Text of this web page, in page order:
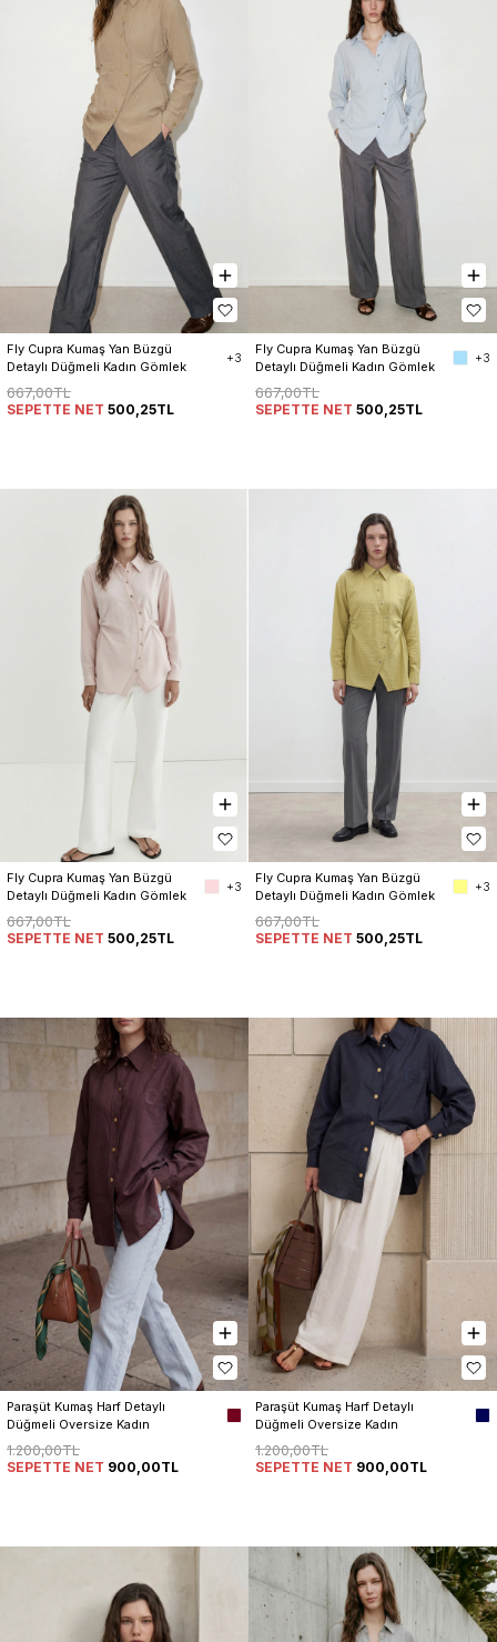
Fly Cupra Kumaş Yan Büzgü
Detaylı Düğmeli Kadın Gömlek
+3
667,00TL
SEPETTE NET 500,25TL
Fly Cupra Kumaş Yan Büzgü
Detaylı Düğmeli Kadın Gömlek
+3
667,00TL
SEPETTE NET 500,25TL
Fly Cupra Kumaş Yan Büzgü
Detaylı Düğmeli Kadın Gömlek
+3
667,00TL
SEPETTE NET 500,25TL
Fly Cupra Kumaş Yan Büzgü
Detaylı Düğmeli Kadın Gömlek
+3
667,00TL
SEPETTE NET 500,25TL
Paraşüt Kumaş Harf Detaylı
Düğmeli Oversize Kadın
Gömlek
1.200,00TL
SEPETTE NET 900,00TL
Paraşüt Kumaş Harf Detaylı
Düğmeli Oversize Kadın
Gömlek
1.200,00TL
SEPETTE NET 900,00TL